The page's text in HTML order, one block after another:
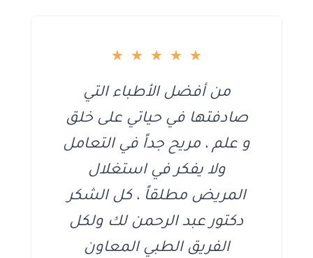
★
★
★
★
★
من أفضل الأطباء التي
صادفتها في حياتي على خلق
و علم ، مريح جداً في التعامل
ولا يفكر في استغلال
المريض مطلقاً ، كل الشكر
دكتور عبد الرحمن لك ولكل
الفريق الطبي المعاون